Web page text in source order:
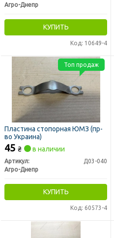
Агро-Днепр
КУПИТЬ
Код: 10649-4
Пластина стопорная ЮМЗ (пр-
во Украина)
45 ₴ в наличии
Артикул:
Д03-040
Агро-Днепр
КУПИТЬ
Код: 60573-4
Топ продаж